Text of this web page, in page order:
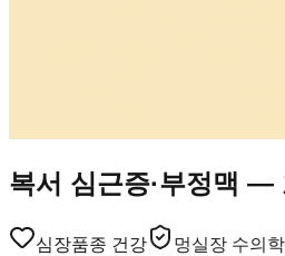
복서 심근증·부정맥 —
심장품종 건강 멍실장 수의